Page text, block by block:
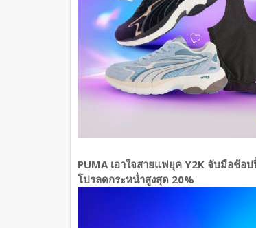
PUMA เอาใจสายแฟยุค Y2K จับมือช้อ
โปรลดกระหน่ำสูงสุด 20%